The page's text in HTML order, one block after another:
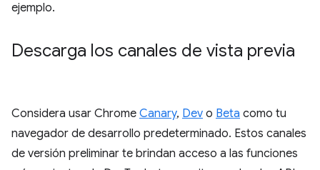
ejemplo.
Descarga los canales de vista previa
Considera usar Chrome Canary, Dev o Beta como tu
navegador de desarrollo predeterminado. Estos canales
de versión preliminar te brindan acceso a las funciones